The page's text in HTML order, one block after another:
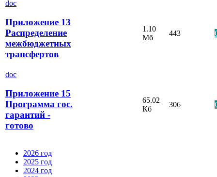
doc
Приложение 13
Распределение
межбюджетных
трансфертов
1.10
Мб
443
doc
Приложение 15
Программа гос.
гарантий -
готово
65.02
Кб
306
2026 год
2025 год
2024 год